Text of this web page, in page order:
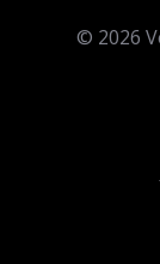
© 2026